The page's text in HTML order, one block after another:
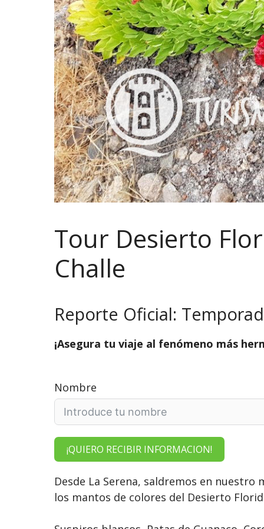
Tour Desierto
Challe
Reporte Oficial:
¡Asegura tu viaje al fenómeno más
Nombre
¡QUIERO RECIBIR INFORMACION!
Desde La Serena, saldremos en
los mantos de colores del Desierto